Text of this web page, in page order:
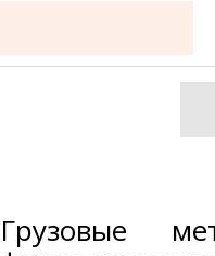
Грузовые